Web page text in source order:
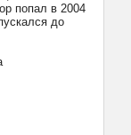
попал в 2004
до